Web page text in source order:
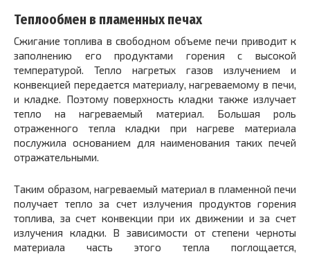
Теплообмен в пламенных печах
Сжигание топлива в свободном объеме печи приводит к
заполнению его про­дуктами горения с высокой
температурой. Тепло нагре­тых газов излучением и
конвекцией передается материа­лу, нагреваемому в печи,
и кладке. Поэтому поверхность кладки также излучает
тепло на нагреваемый материал. Большая роль
отраженного тепла кладки при нагреве материала
послужила основанием для наименования таких печей
отражательными.
Таким образом, нагреваемый материал в пламенной печи
получает тепло за счет излучения продуктов горе­ния
топлива, за счет конвекции при их движении и за счет
излучения кладки. В зависимости от степени черно­ты
материала часть этого тепла поглощается,